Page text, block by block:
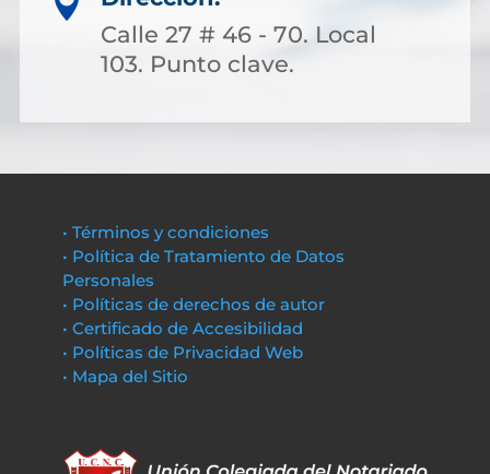
Calle 27 # 46 - 70. Local
103. Punto clave.
• Términos y condiciones
• Política de Tratamiento de Datos
Personales
• Políticas de derechos de autor
• Certificado de Accesibilidad
• Políticas de Privacidad Web
• Mapa del Sitio